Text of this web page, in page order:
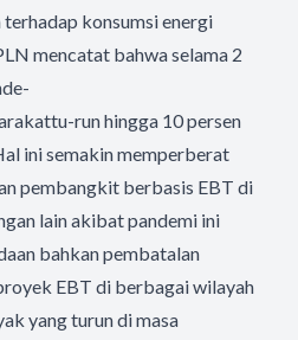
konsumsi energi
mencatat bahwa selama 2
run hingga 10 persen
ini semakin memperberat
pembangkit berbasis EBT di
lain akibat pandemi ini
bahkan pembatalan
EBT di berbagai wilayah
yang turun di masa